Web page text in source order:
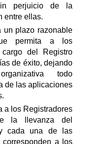
perjuicio de la
entre ellas.
un plazo razonable
permita a los
cargo del Registro
de éxito, dejando
todo
de las aplicaciones
a los Registradores
la llevanza del
cada una de las
a los